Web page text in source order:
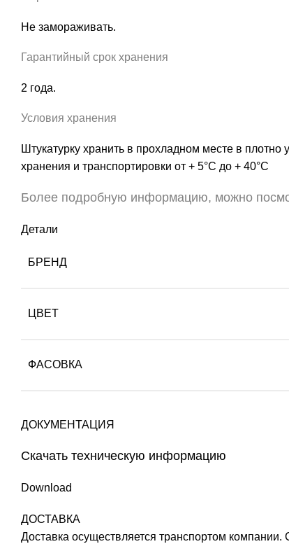
Не замораживать.
Гарантийный срок хранения
2 года.
Условия хранения
Штукатурку хранить в прохладном месте в
хранения и транспортировки от + 5°С до + 40°С
Более подробную информацию, можно
Детали
БРЕНД
ЦВЕТ
ФАСОВКА
ДОКУМЕНТАЦИЯ
Скачать техническую информацию
Download
ДОСТАВКА
Доставка осуществляется транспортом компании.